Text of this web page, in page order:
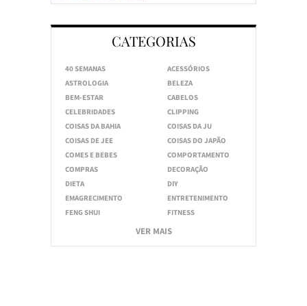
CATEGORIAS
40 SEMANAS
ACESSÓRIOS
ASTROLOGIA
BELEZA
BEM-ESTAR
CABELOS
CELEBRIDADES
CLIPPING
COISAS DA BAHIA
COISAS DA JU
COISAS DE JEE
COISAS DO JAPÃO
COMES E BEBES
COMPORTAMENTO
COMPRAS
DECORAÇÃO
DIETA
DIY
EMAGRECIMENTO
ENTRETENIMENTO
FENG SHUI
FITNESS
VER MAIS